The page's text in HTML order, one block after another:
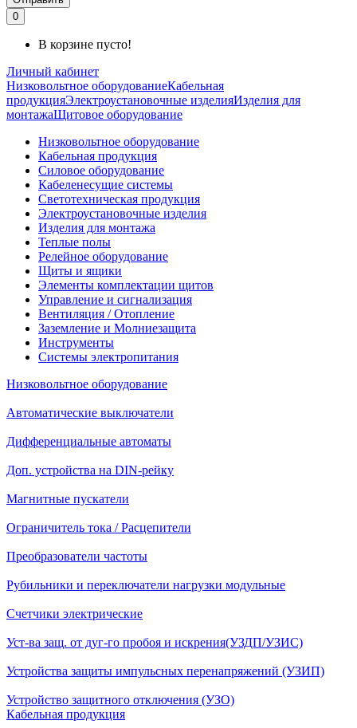
0
В корзине пусто!
Личный кабинет
Низковольтное оборудованиеКабельная
продукцияЭлектроустановочные изделияИзделия для
монтажаЩитовое оборудование
Низковольтное оборудование
Кабельная продукция
Силовое оборудование
Кабеленесущие системы
Светотехническая продукция
Электроустановочные изделия
Изделия для монтажа
Теплые полы
Релейное оборудование
Щиты и ящики
Элементы комплектации щитов
Управление и сигнализация
Вентиляция / Отопление
Заземление и Молниезащита
Инструменты
Системы электропитания
Низковольтное оборудование
Автоматические выключатели
Дифференциальные автоматы
Доп. устройства на DIN-рейку
Магнитные пускатели
Ограничитель тока / Расцепители
Преобразователи частоты
Рубильники и переключатели нагрузки модульные
Счетчики электрические
Уст-ва защ. от дуг-го пробоя и искрения(УЗДП/УЗИС)
Устройства защиты импульсных перенапряжений (УЗИП)
Устройство защитного отключения (УЗО)
Кабельная продукция